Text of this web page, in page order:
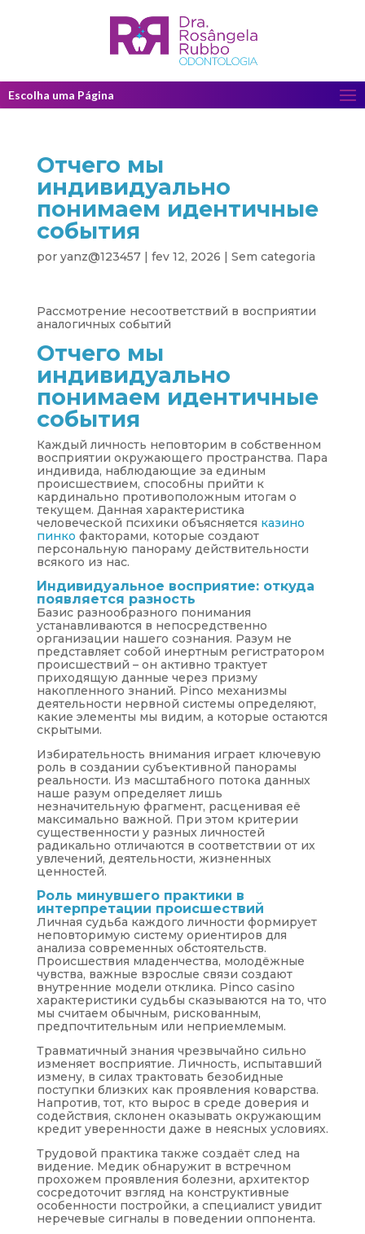
Escolha uma Página
Отчего мы
индивидуально
понимаем идентичные
события
por yanz@123457| fev 12, 2026 | Sem categoria
Рассмотрение несоответствий в восприятии
аналогичных событий
Отчего мы
индивидуально
понимаем идентичные
события
Каждый личность неповторим в собственном
восприятии окружающего пространства. Пара
индивида, наблюдающие за единым
происшествием, способны прийти к
кардинально противоположным итогам о
текущем. Данная характеристика
человеческой психики объясняется казино
пинко факторами, которые создают
персональную панораму действительности
всякого из нас.
Индивидуальное восприятие: откуда
появляется разность
Базис разнообразного понимания
устанавливаются в непосредственно
организации нашего сознания. Разум не
представляет собой инертным регистратором
происшествий – он активно трактует
приходящую данные через призму
накопленного знаний. Pinco механизмы
деятельности нервной системы определяют,
какие элементы мы видим, а которые остаются
скрытыми.
Избирательность внимания играет ключевую
роль в создании субъективной панорамы
реальности. Из масштабного потока данных
наше разум определяет лишь
незначительную фрагмент, расценивая её
максимально важной. При этом критерии
существенности у разных личностей
радикально отличаются в соответствии от их
увлечений, деятельности, жизненных
ценностей.
Роль минувшего практики в
интерпретации происшествий
Личная судьба каждого личности формирует
неповторимую систему ориентиров для
анализа современных обстоятельств.
Происшествия младенчества, молодёжные
чувства, важные взрослые связи создают
внутренние модели отклика. Pinco casino
характеристики судьбы сказываются на то, что
мы считаем обычным, рискованным,
предпочтительным или неприемлемым.
Травматичный знания чрезвычайно сильно
изменяет восприятие. Личность, испытавший
измену, в силах трактовать безобидные
поступки близких как проявления коварства.
Напротив, тот, кто вырос в среде доверия и
содействия, склонен оказывать окружающим
кредит уверенности даже в неясных условиях.
Трудовой практика также создаёт след на
видение. Медик обнаружит в встречном
прохожем проявления болезни, архитектор
сосредоточит взгляд на конструктивные
особенности постройки, а специалист увидит
неречевые сигналы в поведении оппонента.